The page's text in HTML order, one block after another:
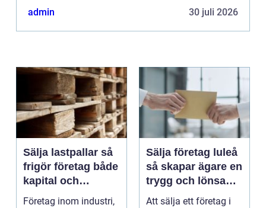
konstruktionen på lite olika platser och inom olika
admin 30 juli 2026
Sälja lastpallar så
frigör företag både
kapital och
lagerutrymme
Företag inom industri,
Sälja företag luleå
så skapar ägare en
trygg och lönsam
affär
Att sälja ett företag i